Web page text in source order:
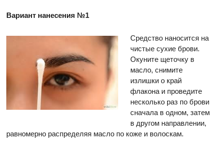
Вариант нанесения №1
Средство наносится на
чистые сухие брови.
Окуните щеточку в
масло, снимите
излишки о край
флакона и проведите
несколько раз по брови
сначала в одном, затем
в другом направлении,
равномерно распределяя масло по коже и волоскам.